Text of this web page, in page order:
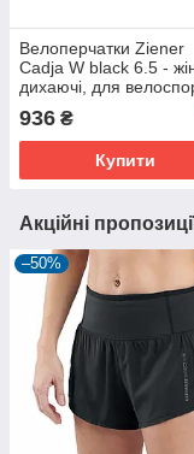
Велоперчатки Ziener
Cadja W black 6.5 -
дихаючі, для
936 ₴
Купити
Акційні
–50%